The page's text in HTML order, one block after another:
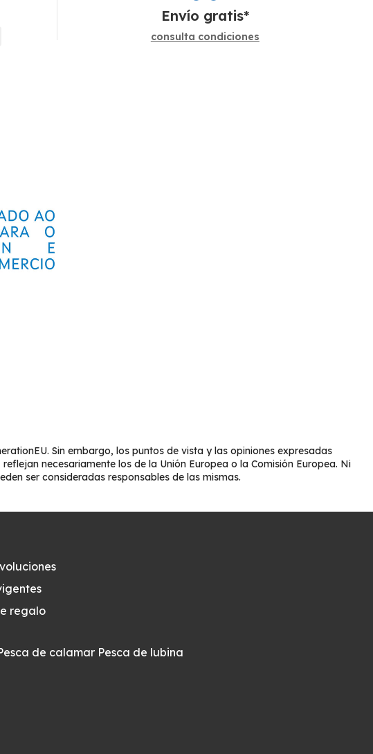
Envío gratis*
consulta condiciones
Sin embargo, los puntos de vista y las opiniones expresadas
necesariamente los de la Unión Europea o la Comisión Europea. Ni
ser consideradas responsables de las mismas.
regalo
de calamar Pesca de lubina